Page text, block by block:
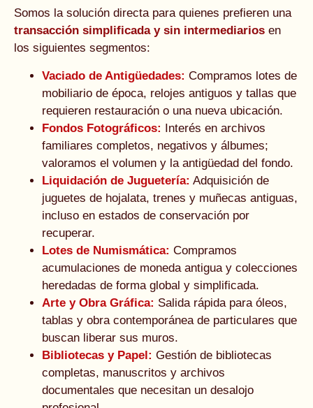
Somos la solución directa para quienes prefieren una
transacción simplificada y sin intermediarios en
los siguientes segmentos:
Vaciado de Antigüedades: Compramos lotes de
mobiliario de época, relojes antiguos y tallas que
requieren restauración o una nueva ubicación.
Fondos Fotográficos: Interés en archivos
familiares completos, negativos y álbumes;
valoramos el volumen y la antigüedad del fondo.
Liquidación de Juguetería: Adquisición de
juguetes de hojalata, trenes y muñecas antiguas,
incluso en estados de conservación por
recuperar.
Lotes de Numismática: Compramos
acumulaciones de moneda antigua y colecciones
heredadas de forma global y simplificada.
Arte y Obra Gráfica: Salida rápida para óleos,
tablas y obra contemporánea de particulares que
buscan liberar sus muros.
Bibliotecas y Papel: Gestión de bibliotecas
completas, manuscritos y archivos
documentales que necesitan un desalojo